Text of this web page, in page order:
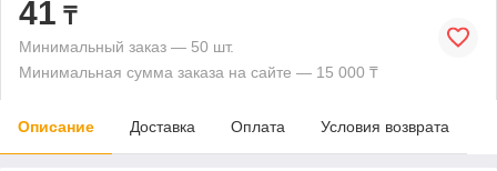
41 ₸
Минимальный заказ — 50 шт.
Минимальная сумма заказа на сайте — 15 000 ₸
Описание Доставка Оплата Условия возврата